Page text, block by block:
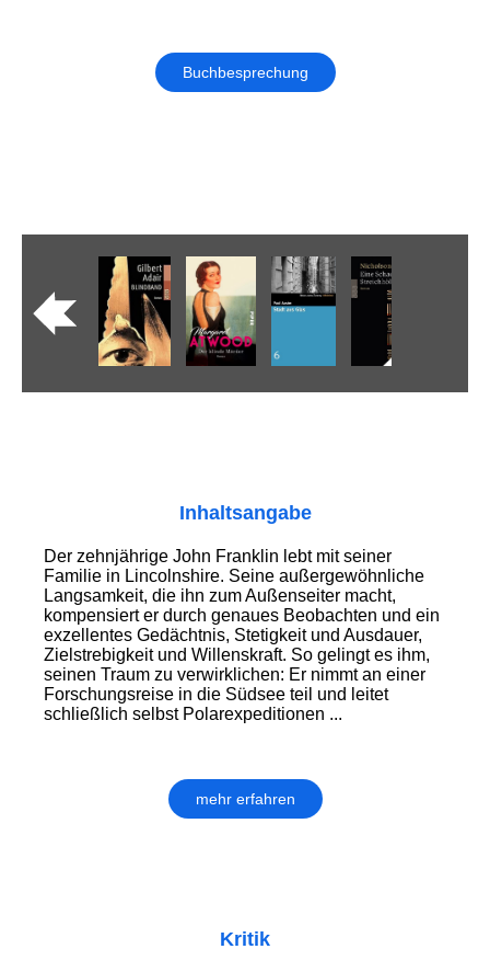
Buchbesprechung
Inhaltsangabe
Der zehnjährige John Franklin lebt mit seiner
Familie in Lincolnshire. Seine außergewöhnliche
Langsamkeit, die ihn zum Außenseiter macht,
kompensiert er durch genaues Beobachten und ein
exzellentes Gedächtnis, Stetigkeit und Ausdauer,
Zielstrebigkeit und Willenskraft. So gelingt es ihm,
seinen Traum zu verwirklichen: Er nimmt an einer
Forschungsreise in die Südsee teil und leitet
schließlich selbst Polarexpeditionen ...
mehr erfahren
Kritik